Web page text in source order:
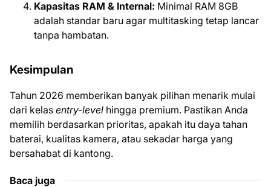
Kapasitas RAM & Internal: Minimal RAM 8GB
adalah standar baru agar multitasking tetap lancar
tanpa hambatan.
Kesimpulan
Tahun 2026 memberikan banyak pilihan menarik mulai
dari kelas entry-level hingga premium. Pastikan Anda
memilih berdasarkan prioritas, apakah itu daya tahan
baterai, kualitas kamera, atau sekadar harga yang
bersahabat di kantong.
Baca juga